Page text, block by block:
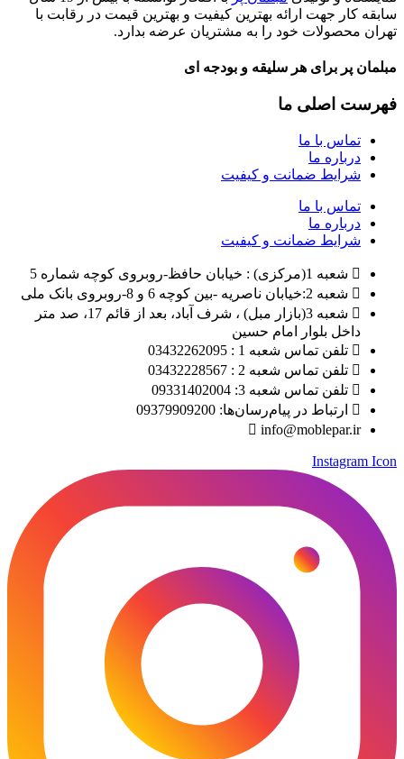
سابقه کار جهت ارائه بهترین کیفیت و بهترین قیمت در رقابت با
تهران محصولات خود را به مشتریان عرضه بدارد.
مبلمان پر برای هر سلیقه و بودجه ای
فهرست اصلی ما
تماس با ما
درباره ما
شرایط ضمانت و کیفیت
تماس با ما
درباره ما
شرایط ضمانت و کیفیت
شعبه 1(مرکزی) : خیابان حافظ-روبروی کوچه شماره 5
شعبه 2:خیابان ناصریه -بین کوچه 6 و 8-روبروی بانک ملی
شعبه 3(بازار مبل) ، شرف آباد، بعد از قائم 17، صد متر
داخل بلوار امام حسین
تلفن تماس شعبه 1 : 03432262095
تلفن تماس شعبه 2 : 03432228567
تلفن تماس شعبه 3: 09331402004
ارتباط در پیام‌رسان‌ها: 09379909200
info@moblepar.ir
Instagram Icon